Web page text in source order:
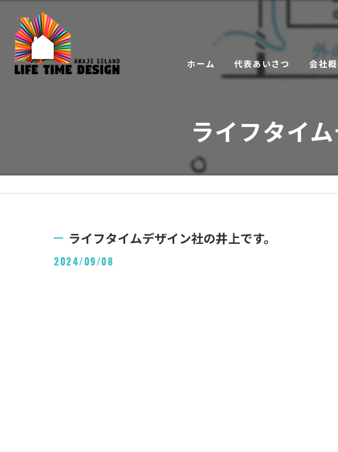
ホーム 代表あいさつ 会社
ライフタイ
ライフタイムデザイン社の井上です。
2024/09/08